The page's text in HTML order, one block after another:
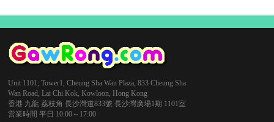
Unit 1101, Tower1, Cheung Sha Wan Plaza, 833 Cheung Sha
Wan Road, Lai Chi Kok, Kowloon, Hong Kong
香港 九龍 荔枝角 長沙灣道833號 長沙灣廣場1期 1101室
営業時間 平日 10:00～17:00